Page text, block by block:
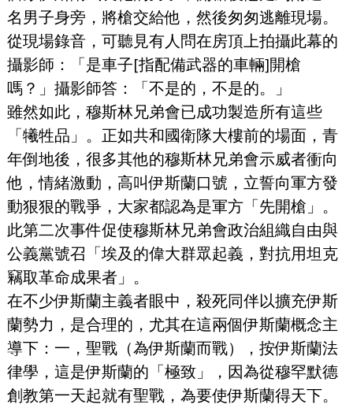
名男子身旁，將槍交給他，然後匆匆逃離現場。
從現場錄音，可聽見有人問在房頂上拍攝此幕的
攝影師：「是車子[指配備武器的車輛]開槍
嗎？」攝影師答：「不是的，不是的。」
雖然如此，穆斯林兄弟會已成功製造所有這些
「犧牲品」。正如共和國衛隊大樓前的場面，青
年倒地後，很多其他的穆斯林兄弟會示威者衝向
他，情緒激動，高叫伊斯蘭口號，立誓向軍方發
動狠狠的戰爭，大家都認為是軍方「先開槍」。
此第二次事件促使穆斯林兄弟會政治組織自由與
公義黨號召「埃及的偉大群眾起義，對抗用坦克
竊取革命成果者」。
在不少伊斯蘭主義者眼中，殺死同伴以擴充伊斯
蘭勢力，是合理的，尤其在這兩個伊斯蘭概念主
導下：一，聖戰（為伊斯蘭而戰），按伊斯蘭法
律學，這是伊斯蘭的「極致」，因為從穆罕默德
創教第一天起就有聖戰，為要使伊斯蘭得天下。